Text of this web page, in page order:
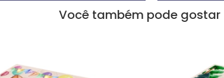
Você também pode gostar